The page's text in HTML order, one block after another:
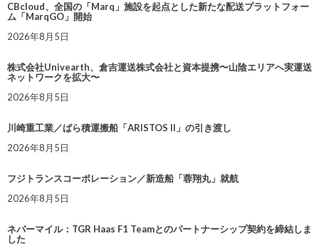
CBcloud、全国の「Marq」施設を起点とした新たな配送プラットフォー
ム「MarqGO」開始
2026年8月5日
株式会社Univearth、倉吉運送株式会社と資本提携〜山陰エリアへ実運送
ネットワークを拡大〜
2026年8月5日
川崎重工業／ばら積運搬船「ARISTOS II」の引き渡し
2026年8月5日
フジトランスコーポレーション／新造船「蓉翔丸」就航
2026年8月5日
ネバーマイル：TGR Haas F1 Teamとのパートナーシップ契約を締結しま
した